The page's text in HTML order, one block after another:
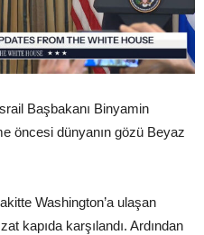
Başbakanı Binyamin
öncesi dünyanın gözü Beyaz
Washington’a ulaşan
kapıda karşılandı. Ardından